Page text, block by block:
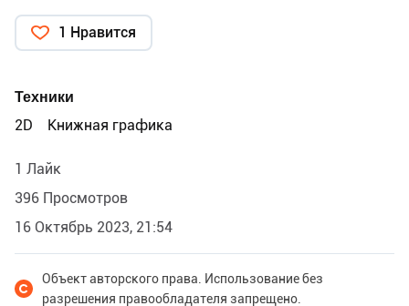
1 Нравится
Техники
2D
Книжная графика
1 Лайк
396 Просмотров
16 Октябрь 2023, 21:54
Объект авторского права. Использование без
разрешения правообладателя запрещено.